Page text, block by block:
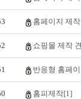
홈페이지 제
쇼핑몰 제작
반응형 홈페
홈피제작[1]